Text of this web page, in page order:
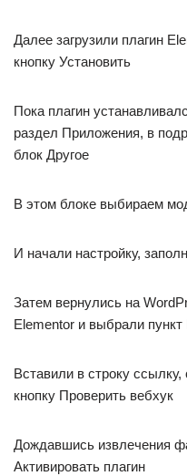
Далее загрузили плагин
кнопку Установить
Пока плагин
раздел Приложения, в
блок Другое
В этом блоке выбираем
И начали настройку,
Затем вернулись на
Elementor и выбрали пункт
Вставили в строку
кнопку Проверить вебхук
Дождавшись извлечения
Активировать плагин